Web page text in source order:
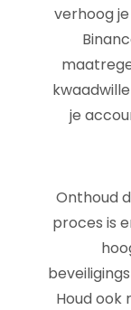
verhoog
je
Onthoud
proces is
Houd